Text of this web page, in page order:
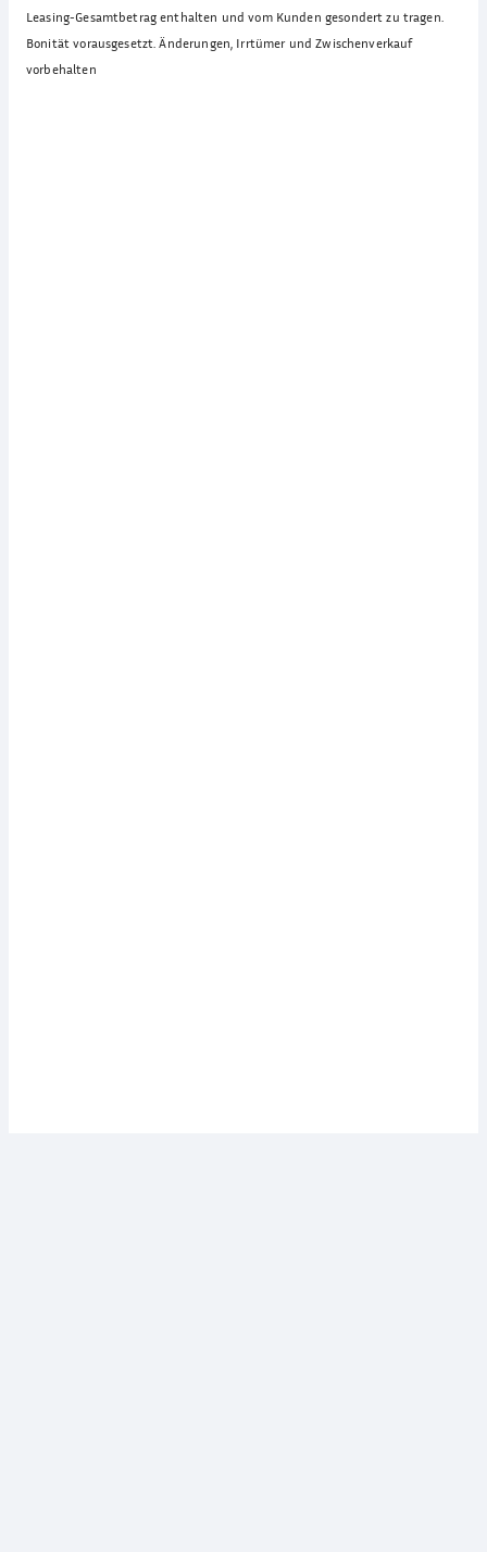
Leasing-Gesamtbetrag enthalten und vom Kunden gesondert zu tragen.
Bonität vorausgesetzt. Änderungen, Irrtümer und Zwischenverkauf
vorbehalten